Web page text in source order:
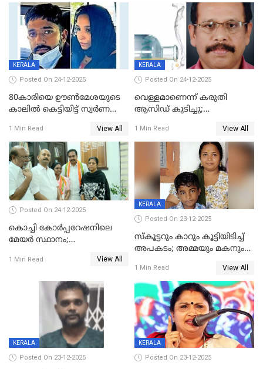
KERALA
Posted On 24-12-2025
80കാരിയെ ഊൺമേശയുടെ
കാലിൽ കെട്ടിയിട്ട് സ്വർണവും
കൊച്ചുമകനും സുഹൃത്തും
അറസ്റ്റിൽ
1 Min Read View All
KERALA
Posted On 24-12-2025
വെള്ളമാണെന്ന് കരുതി
ആസിഡ് കുടിച്ചു;
മരിച്ചു
1 Min Read View All
Posted On 24-12-2025
കൊച്ചി കോര്‍പ്പറേഷനിലെ
മേയര്‍ സ്ഥാനം;
രൂക്ഷം
1 Min Read View All
KERALA
Posted On 23-12-2025
സ്കൂട്ടറും കാറും കൂട്ടിയിടിച്ച്
അപകടം; അമ്മയും മകനും
ഗുരുതരാവസ്ഥയിൽ
1 Min Read View All
KERALA
Posted On 23-12-2025
KERALA
Posted On 23-12-2025